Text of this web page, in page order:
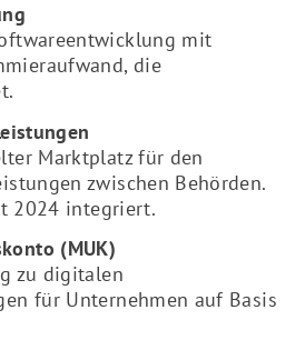
mit
die
Marktplatz für den
zwischen Behörden.
2024 integriert.
(MUK)
zu digitalen
für Unternehmen auf Basis